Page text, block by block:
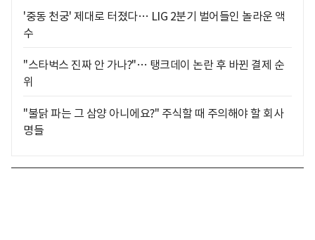
'중동 천궁' 제대로 터졌다… LIG 2분기 벌어들인 놀라운 액
수
"스타벅스 진짜 안 가나?"… 탱크데이 논란 후 바뀐 결제 순
위
"불닭 파는 그 삼양 아니에요?" 주식할 때 주의해야 할 회사
명들